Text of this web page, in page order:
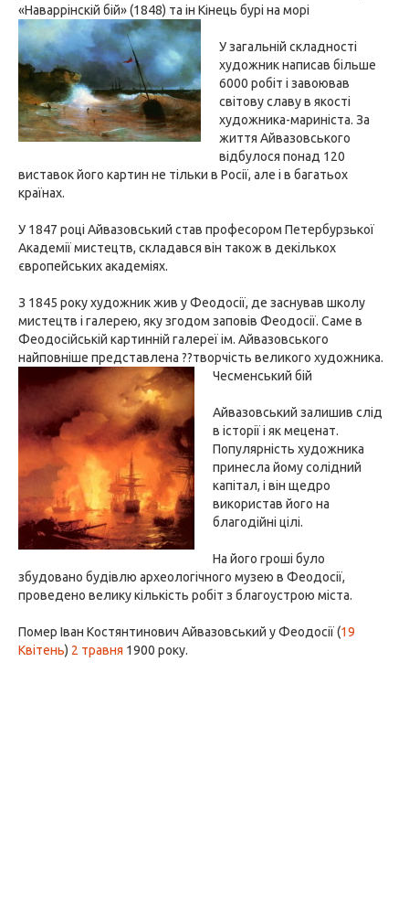
«Наваррінскій бій» (1848) та ін Кінець бурі на морі
У загальній складності
художник написав більше
6000 робіт і завоював
світову славу в якості
художника-мариніста. За
життя Айвазовського
відбулося понад 120
виставок його картин не тільки в Росії, але і в багатьох
країнах.
У 1847 році Айвазовський став професором Петербурзької
Академії мистецтв, складався він також в декількох
європейських академіях.
З 1845 року художник жив у Феодосії, де заснував школу
мистецтв і галерею, яку згодом заповів Феодосії. Саме в
Феодосійській картинній галереї ім. Айвазовського
найповніше представлена ??творчість великого художника.
Чесменський бій
Айвазовський залишив слід
в історії і як меценат.
Популярність художника
принесла йому солідний
капітал, і він щедро
використав його на
благодійні цілі.
На його гроші було
збудовано будівлю археологічного музею в Феодосії,
проведено велику кількість робіт з благоустрою міста.
Помер Іван Костянтинович Айвазовський у Феодосії (19
Квітень) 2 травня 1900 року.